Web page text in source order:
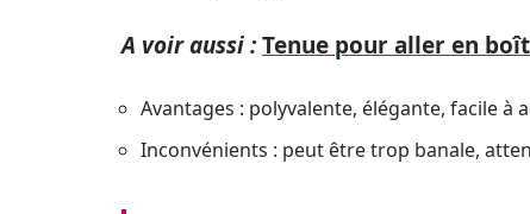
A voir aussi :Tenue pour aller en
Avantages : polyvalente, élégante, facile à
Inconvénients : peut être trop banale,